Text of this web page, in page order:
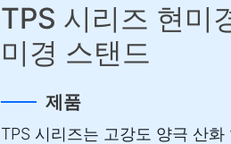
TPS 시리즈 현미
미경 스탠드
제품
TPS 시리즈는 고강도 양극 산